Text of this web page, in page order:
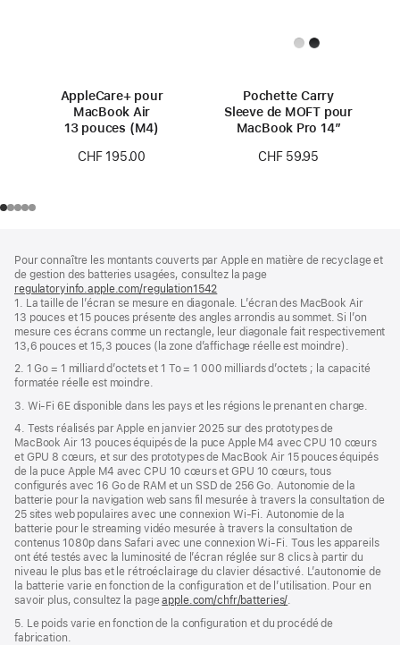
AppleCare+ pour
MacBook Air
13 pouces (M4)
CHF 195.00
Pochette Carry
Sleeve de MOFT pour
MacBook Pro 14″
CHF 59.95
de
page
de
bas
de
page
Pour connaître les montants couverts par Apple en matière de recyclage et
de gestion des batteries usagées, consultez la page
regulatoryinfo.apple.com/regulation1542
dans
une
nouvelle
fenêtre)
1. La taille de l’écran se mesure en diagonale. L’écran des MacBook Air
13 pouces et 15 pouces présente des angles arrondis au sommet. Si l’on
mesure ces écrans comme un rectangle, leur diagonale fait respectivement
13,6 pouces et 15,3 pouces (la zone d’affichage réelle est moindre).
2. 1 Go = 1 milliard d’octets et 1 To = 1 000 milliards d’octets ; la capacité
formatée réelle est moindre.
3. Wi-Fi 6E disponible dans les pays et les régions le prenant en charge.
4. Tests réalisés par Apple en janvier 2025 sur des prototypes de
MacBook Air 13 pouces équipés de la puce Apple M4 avec CPU 10 cœurs
et GPU 8 cœurs, et sur des prototypes de MacBook Air 15 pouces équipés
de la puce Apple M4 avec CPU 10 cœurs et GPU 10 cœurs, tous
configurés avec 16 Go de RAM et un SSD de 256 Go. Autonomie de la
batterie pour la navigation web sans fil mesurée à travers la consultation de
25 sites web populaires avec une connexion Wi-Fi. Autonomie de la
batterie pour le streaming vidéo mesurée à travers la consultation de
contenus 1080p dans Safari avec une connexion Wi-Fi. Tous les appareils
ont été testés avec la luminosité de l’écran réglée sur 8 clics à partir du
niveau le plus bas et le rétroéclairage du clavier désactivé. L’autonomie de
la batterie varie en fonction de la configuration et de l’utilisation. Pour en
savoir plus, consultez la pageapple.com/chfr/batteries/.
5. Le poids varie en fonction de la configuration et du procédé de
fabrication.